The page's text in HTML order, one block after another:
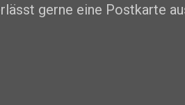
gerne eine Postkarte